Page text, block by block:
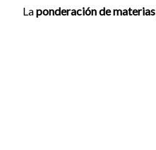
Laponderación de materias